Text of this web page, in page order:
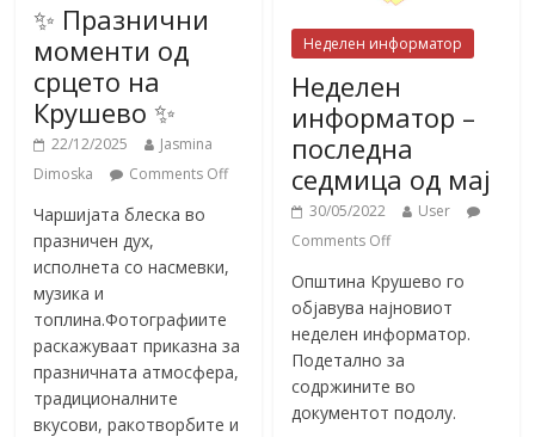
✨ Празнични
моменти од
срцето на
Крушево ✨
22/12/2025
Jasmina
Dimoska
Comments Off
Чаршијата блеска во
празничен дух,
исполнета со насмевки,
музика и
топлина.Фотографиите
раскажуваат приказна за
празничната атмосфера,
традиционалните
вкусови, ракотворбите и
Неделен информатор
Неделен
информатор –
последна
седмица од мај
30/05/2022
User
Comments Off
Општина Крушево го
објавува најновиот
неделен информатор.
Подетално за
содржините во
документот подолу.